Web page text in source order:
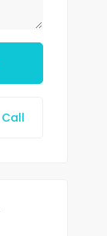
Call